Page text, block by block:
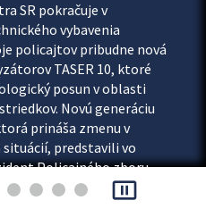
SR pokračuje v
vybavenia
policajtov pribudne nová
TASER 10, ktoré
posun v oblasti
Novú generáciu
prináša zmenu v
predstavili vo
Policajného zboru
výcviku...
pause_presentation